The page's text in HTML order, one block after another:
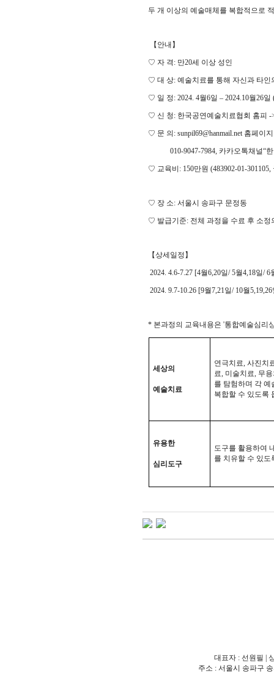
두 개 이상의 예술매체를 복합적으로
【 안내 】
♡자 격 : 만20세 이상 성인
♡대 상:예술치료를 통해 자신과 타
♡ 일 정: 2024. 4월6일–2024.10월26일
♡신 청: 한국공연예술치료협회 홈피-
♡ 문 의 : sunpil69@hanmail.net 홈페이
010-9047-7984,카카오톡채널“
♡ 교육비 : 150만원(483902-01-301105,
♡ 장 소:서울시 송파구 문정동
♡ 발급기준: 전체 과정을 수료 후 소
【상세일정 】
2024. 4.6-7.27 [4월6,20일/ 5월4,18일/
2024. 9.7-10.26 [9월7,21일/ 10월
* 본과정의 교육내용은 '통합예술심리
세상의
예술치료
연극치료,사진치
료, 미술치료, 무
를 탐험하며 각 예
복합할 수 있도록
유용한
심리도구
도구를 활용하여
를 치유할 수 있도
대표자 : 선원필 |
주소 : 서울시 송파구 송